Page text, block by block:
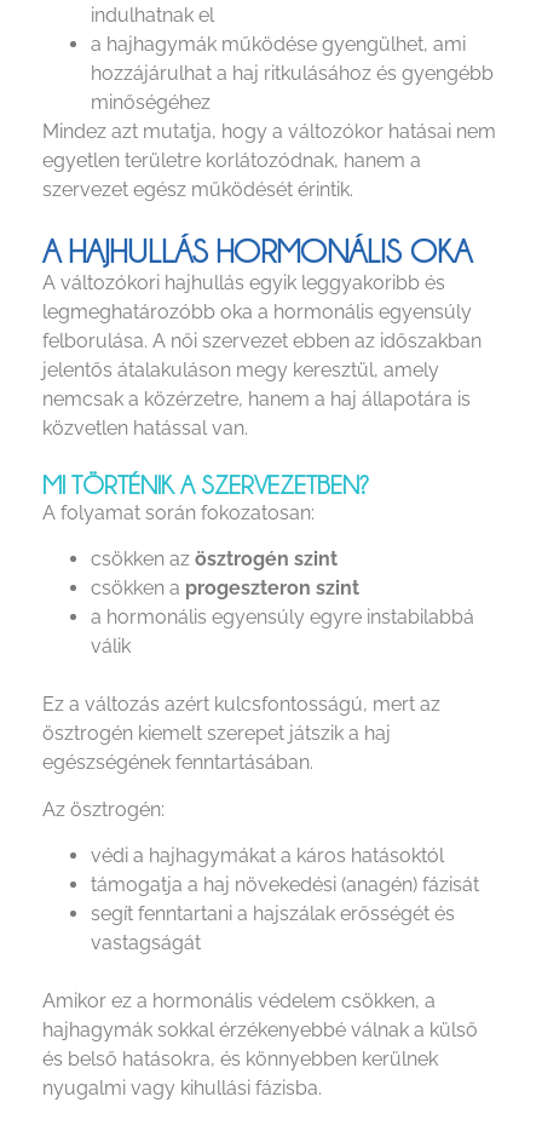
indulhatnak el
a hajhagymák működése gyengülhet, ami
hozzájárulhat a haj ritkulásához és gyengébb
minőségéhez
Mindez azt mutatja, hogy a változókor hatásai nem
egyetlen területre korlátozódnak, hanem a
szervezet egész működését érintik.
A HAJHULLÁS HORMONÁLIS OKA
A változókori hajhullás egyik leggyakoribb és
legmeghatározóbb oka a hormonális egyensúly
felborulása. A női szervezet ebben az időszakban
jelentős átalakuláson megy keresztül, amely
nemcsak a közérzetre, hanem a haj állapotára is
közvetlen hatással van.
MI TÖRTÉNIK A SZERVEZETBEN?
A folyamat során fokozatosan:
csökken az ösztrogén szint
csökken a progeszteron szint
a hormonális egyensúly egyre instabilabbá
válik
Ez a változás azért kulcsfontosságú, mert az
ösztrogén kiemelt szerepet játszik a haj
egészségének fenntartásában.
Az ösztrogén:
védi a hajhagymákat a káros hatásoktól
támogatja a haj növekedési (anagén) fázisát
segít fenntartani a hajszálak erősségét és
vastagságát
Amikor ez a hormonális védelem csökken, a
hajhagymák sokkal érzékenyebbé válnak a külső
és belső hatásokra, és könnyebben kerülnek
nyugalmi vagy kihullási fázisba.